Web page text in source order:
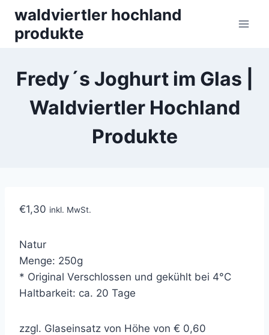
content
waldviertler hochland
produkte
Fredy´s Joghurt im Glas |
Waldviertler Hochland
Produkte
€1,30 inkl. MwSt.
Natur
Menge: 250g
* Original Verschlossen und gekühlt bei 4°C
Haltbarkeit: ca. 20 Tage
zzgl. Glaseinsatz von Höhe von € 0,60